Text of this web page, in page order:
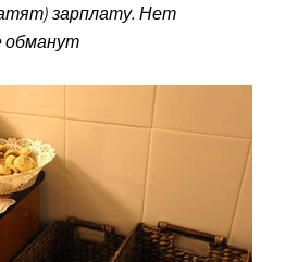
зарплату. Нет
обманут